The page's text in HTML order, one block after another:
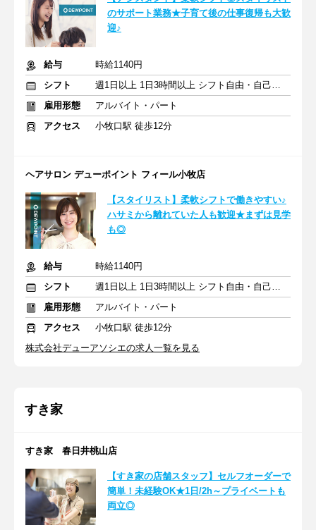
のサポート業務★子育て後の仕事復帰も大歓
迎♪
給与
時給1140円
シフト
週1日以上 1日3時間以上 シフト自由・自己申告
雇用形態
アルバイト・パート
アクセス
小牧口駅 徒歩12分
ヘアサロン デューポイント フィール小牧店
【スタイリスト】柔軟シフトで働きやすい♪
ハサミから離れていた人も歓迎★まずは見学
も◎
給与
時給1140円
シフト
週1日以上 1日3時間以上 シフト自由・自己申告
雇用形態
アルバイト・パート
アクセス
小牧口駅 徒歩12分
株式会社デューアソシエの求人一覧を見る
すき家
すき家 春日井桃山店
【すき家の店舗スタッフ】セルフオーダーで
簡単！未経験OK★1日/2h～プライベートも
両立◎